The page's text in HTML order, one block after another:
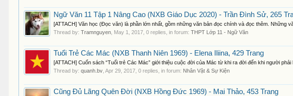
Ngữ Văn 11 Tập 1 Nâng Cao (NXB Giáo Dục 2020) - Trần Đình Sử, 265
[ATTACH] Văn học (Đọc văn) là phần lớn nhất, gồm những văn bản đọc chính và đọc thêm. Những
Thread by:Tramnguyen May 1, 2017 , 0 replies, in forum:THPT Lớp 11 - Ngữ Văn
Tuổi Trẻ Các Mác (NXB Thanh Niên 1969) - Elena Iliina, 429 Trang
[ATTACH] Cuốn sách “Tuổi trẻ Các Mác” giới thiệu cuộc đời của Mác từ khi ra đời đến khi người
Thread by:quanh.bv ,Apr 29, 2017 , 0 replies, in forum: Nhân Vật & Sự Kiện
Cũng Đủ Lãng Quên Đời (NXB Hồng Đức 1969) - Mai Thảo, 453 Trang